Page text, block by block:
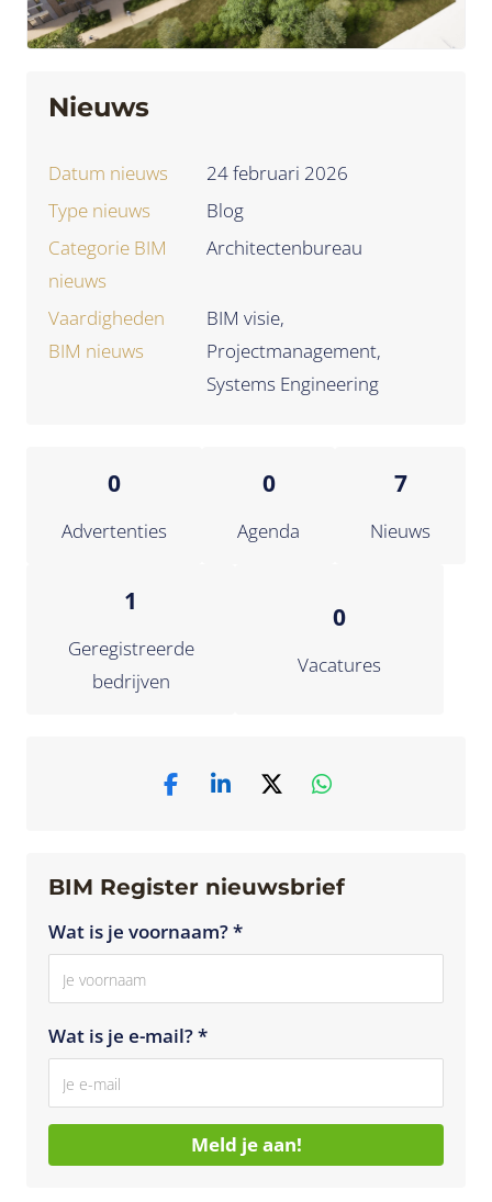
Nieuws
Datum nieuws
24 februari 2026
Type nieuws
Blog
Categorie BIM
nieuws
Architectenbureau
Vaardigheden
BIM nieuws
BIM visie,
Projectmanagement,
Systems Engineering
BIM Register nieuwsbrief
Wat is je voornaam? *
Wat is je e-mail? *
Meld je aan!
0
Advertenties
0
Agenda
7
Nieuws
1
Geregistreerde
bedrijven
0
Vacatures